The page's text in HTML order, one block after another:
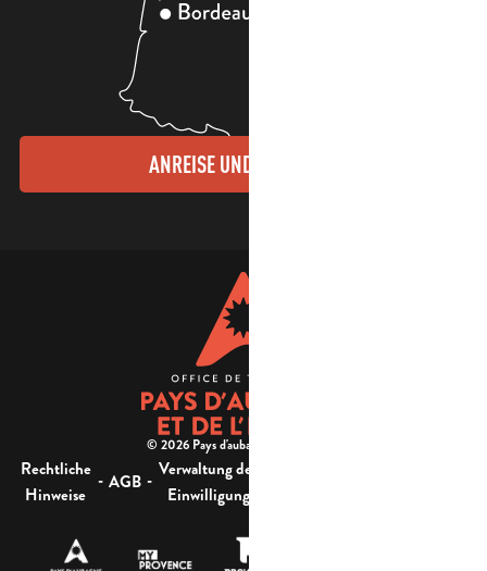
ANREISE UND KONTAKTE
© 2026 Pays d'aubagne et de l'étoile -
Rechtliche
Hinweise
- AGB - Verwaltung der
Einwilligung